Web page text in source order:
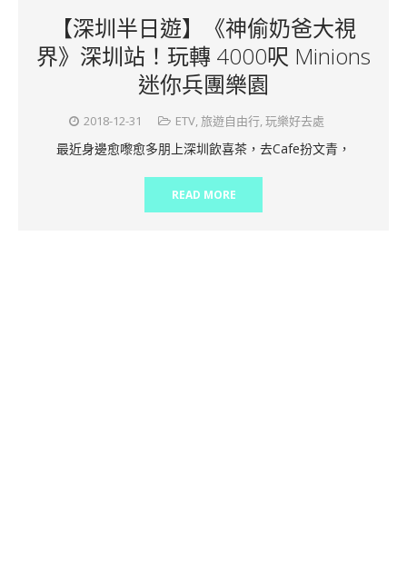
【深圳半日遊】《神偷奶爸大視
界》深圳站！玩轉 4000呎 Minions
迷你兵團樂園
2018-12-31 ETV,旅遊自由行,玩樂好去處
最近身邊愈嚟愈多朋上深圳飲喜茶，去Cafe扮文青，
READ MORE